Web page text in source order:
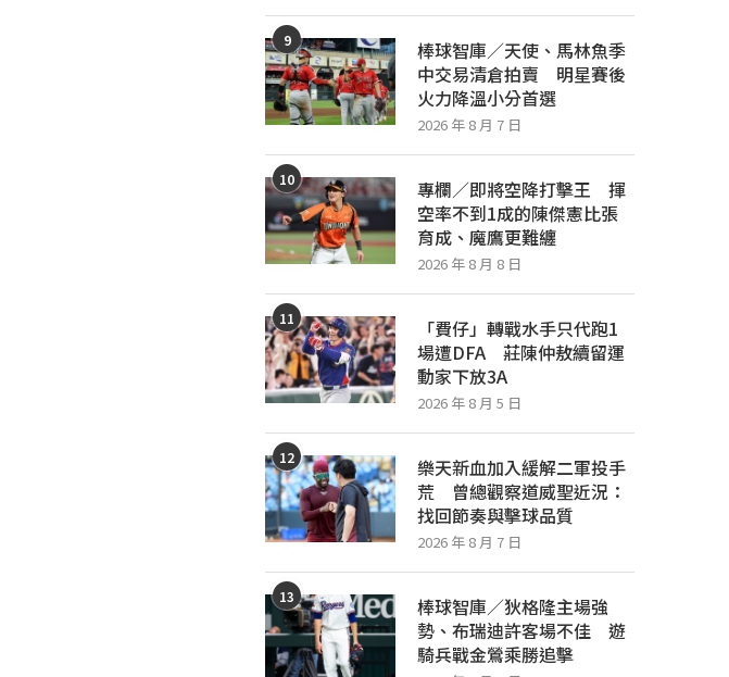
9
棒球智庫／天使、馬林魚季
中交易清倉拍賣 明星賽後
火力降溫小分首選
2026 年 8 月 7 日
10
專欄／即將空降打擊王 揮
空率不到1成的陳傑憲比張
育成、魔鷹更難纏
2026 年 8 月 8 日
11
「費仔」轉戰水手只代跑1
場遭DFA 莊陳仲敖續留運
動家下放3A
2026 年 8 月 5 日
12
樂天新血加入緩解二軍投手
荒 曾總觀察道威聖近況：
找回節奏與擊球品質
2026 年 8 月 7 日
13
棒球智庫／狄格隆主場強
勢、布瑞迪許客場不佳 遊
騎兵戰金鶯乘勝追擊